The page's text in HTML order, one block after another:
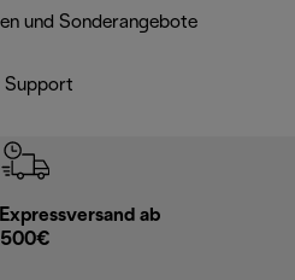
und Sonderangebote
Support
ab
500€